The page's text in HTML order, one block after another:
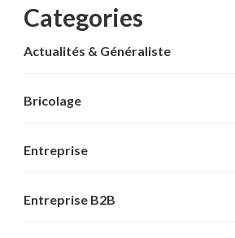
Categories
Actualités & Généraliste
Bricolage
Entreprise
Entreprise B2B